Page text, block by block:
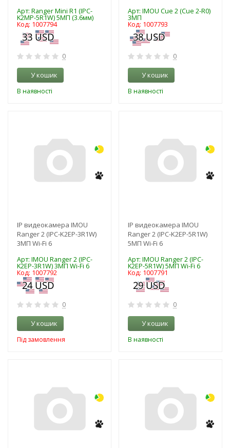
Арт: Ranger Mini R1 (IPC-
K2MP-5R1W) 5МП (3.6мм)
Код: 1007794
0
У кошик
В наявності
Арт: IMOU Cue 2 (Cue 2-R0)
3МП
Код: 1007793
0
У кошик
В наявності
IP видеокамера IMOU
Ranger 2 (IPC-K2EP-3R1W)
3МП Wi-Fi 6
Арт: IMOU Ranger 2 (IPC-
K2EP-3R1W) 3МП Wi-Fi 6
Код: 1007792
0
У кошик
Під замовлення
IP видеокамера IMOU
Ranger 2 (IPC-K2EP-5R1W)
5МП Wi-Fi 6
Арт: IMOU Ranger 2 (IPC-
K2EP-5R1W) 5МП Wi-Fi 6
Код: 1007791
0
У кошик
В наявності